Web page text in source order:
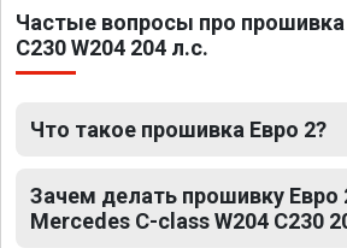
Частые вопросы про
C230 W204 204 л.с.
Что такое прошивка Евро 2?
Зачем делать прошивку Евро
Mercedes C-class W204 C230